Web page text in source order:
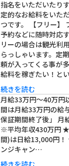
指名をいただいたり
定的なお給料をいた
つです。 【フリー】
予約などに随時対応
リーの場合は観光利
らっしゃいます。定
頼が入ってくる事が
給料を稼ぎたい！と
続きを読む
月給33万円～40万円
間は月給33万円の給
保証期間終了後」 月
※平均年収430万円
間)は日給13,000円
ンジキャン…
続きを読む